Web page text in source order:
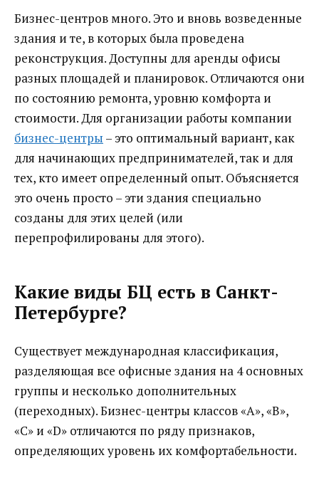
Бизнес-центров много. Это и вновь возведенные
здания и те, в которых была проведена
реконструкция. Доступны для аренды офисы
разных площадей и планировок. Отличаются они
по состоянию ремонта, уровню комфорта и
стоимости. Для организации работы компании
бизнес-центры – это оптимальный вариант, как
для начинающих предпринимателей, так и для
тех, кто имеет определенный опыт. Объясняется
это очень просто – эти здания специально
созданы для этих целей (или
перепрофилированы для этого).
Какие виды БЦ есть в Санкт-
Петербурге?
Существует международная классификация,
разделяющая все офисные здания на 4 основных
группы и несколько дополнительных
(переходных). Бизнес-центры классов «A», «B»,
«C» и «D» отличаются по ряду признаков,
определяющих уровень их комфортабельности.